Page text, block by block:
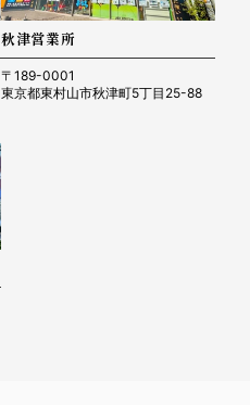
秋津営業所
〒189-0001
東京都東村山市秋津町5丁目25-88